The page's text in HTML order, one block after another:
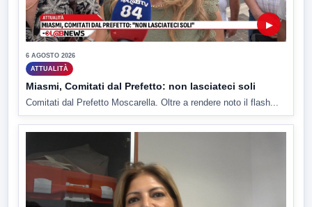
▶
6 AGOSTO 2026
ATTUALITÀ
Miasmi, Comitati dal Prefetto: non lasciateci soli
Comitati dal Prefetto Moscarella. Oltre a rendere noto il flash...